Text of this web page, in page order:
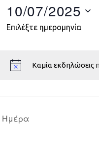
Καμία εκδηλώσεις
10/07/2025
Επιλέξτε ημερομηνία
Ημέρα